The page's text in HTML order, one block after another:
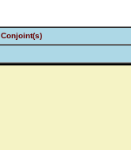
Conjoint(s)